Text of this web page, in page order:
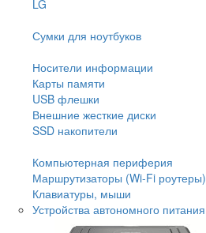
LG
Сумки для ноутбуков
Носители информации
Карты памяти
USB флешки
Внешние жесткие диски
SSD накопители
Компьютерная периферия
Маршрутизаторы (Wi-Fi роутеры)
Клавиатуры, мыши
Устройства автономного питания